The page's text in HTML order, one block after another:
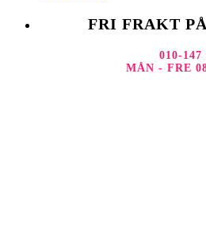
FRI FRAKT
010-147
MÅN - FRE